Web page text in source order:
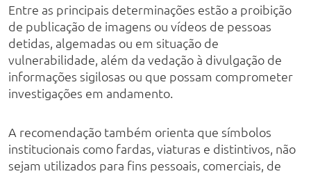
Entre as principais determinações estão a proibição
de publicação de imagens ou vídeos de pessoas
detidas, algemadas ou em situação de
vulnerabilidade, além da vedação à divulgação de
informações sigilosas ou que possam comprometer
investigações em andamento.
A recomendação também orienta que símbolos
institucionais como fardas, viaturas e distintivos, não
sejam utilizados para fins pessoais, comerciais, de